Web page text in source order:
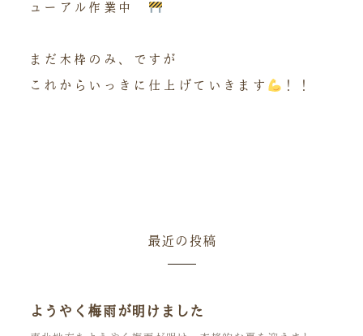
ューアル作業中
まだ木枠のみ、ですが
これからいっきに仕上げていきます
！！
最近の投稿
ようやく梅雨が明けました